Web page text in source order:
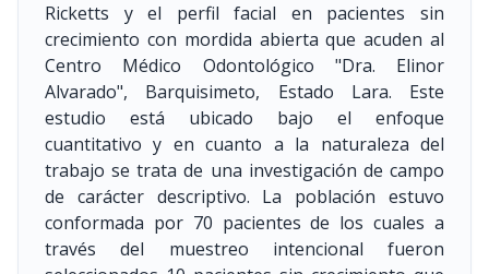
Ricketts y el perfil facial en pacientes sin
crecimiento con mordida abierta que acuden al
Centro Médico Odontológico "Dra. Elinor
Alvarado", Barquisimeto, Estado Lara. Este
estudio está ubicado bajo el enfoque
cuantitativo y en cuanto a la naturaleza del
trabajo se trata de una investigación de campo
de carácter descriptivo. La población estuvo
conformada por 70 pacientes de los cuales a
través del muestreo intencional fueron